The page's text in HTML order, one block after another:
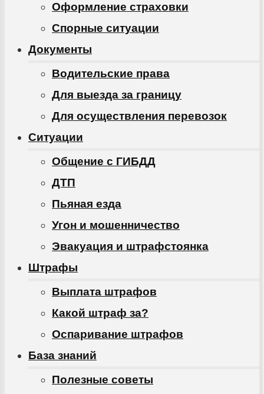
Оформление страховки
Спорные ситуации
Документы
Водительские права
Для выезда за границу
Для осуществления перевозок
Ситуации
Общение с ГИБДД
ДТП
Пьяная езда
Угон и мошенничество
Эвакуация и штрафстоянка
Штрафы
Выплата штрафов
Какой штраф за?
Оспаривание штрафов
База знаний
Полезные советы